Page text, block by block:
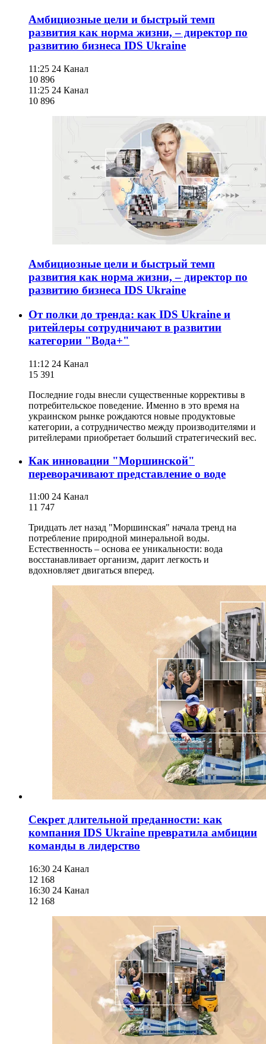
Амбициозные цели и быстрый темп
развития как норма жизни, – директор по
развитию бизнеса IDS Ukraine
11:25 24 Канал
10 896
11:25 24 Канал
10 896
Амбициозные цели и быстрый темп
развития как норма жизни, – директор по
развитию бизнеса IDS Ukraine
От полки до тренда: как IDS Ukraine и
ритейлеры сотрудничают в развитии
категории "Вода+"
11:12 24 Канал
15 391
Последние годы внесли существенные коррективы в
потребительское поведение. Именно в это время на
украинском рынке рождаются новые продуктовые
категории, а сотрудничество между производителями и
ритейлерами приобретает больший стратегический вес.
Как инновации "Моршинской"
переворачивают представление о воде
11:00 24 Канал
11 747
Тридцать лет назад "Моршинская" начала тренд на
потребление природной минеральной воды.
Естественность – основа ее уникальности: вода
восстанавливает организм, дарит легкость и
вдохновляет двигаться вперед.
Секрет длительной преданности: как
компания IDS Ukraine превратила амбиции
команды в лидерство
16:30 24 Канал
12 168
16:30 24 Канал
12 168